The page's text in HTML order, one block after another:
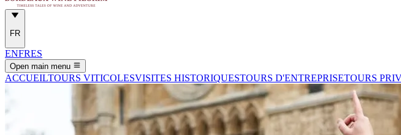
FR
ENFRES
Open main menu
ACCUEILTOURS VITICOLESVISITES HISTORIQUESTOURS D'ENTREPRISETOURS